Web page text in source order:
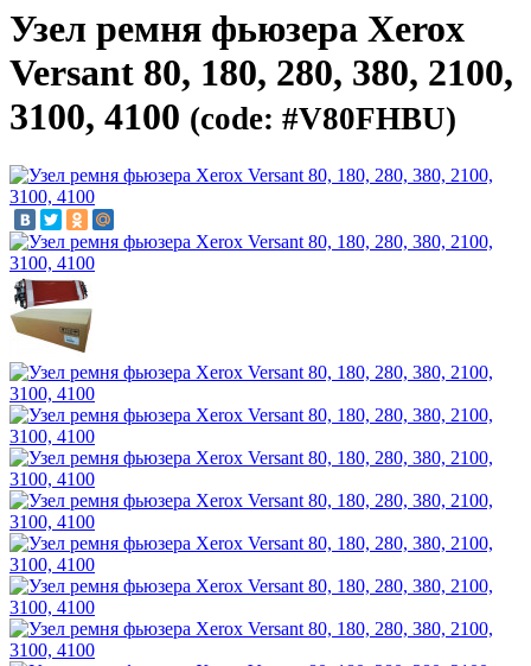
Узел ремня фьюзера Xerox
Versant 80, 180, 280, 380, 2100,
3100, 4100 (code: #V80FHBU)